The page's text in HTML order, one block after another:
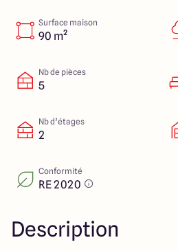
Surface maison
90 m²
Nb de pièces
5
Nb d’étages
2
Conformité
RE 2020
Description